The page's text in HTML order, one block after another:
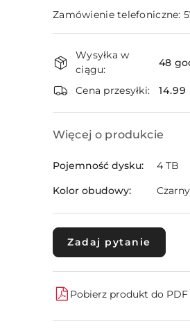
Zamówienie telefoniczne:
Dostępność
i
dostawa
Wysyłka w
ciągu:
48
Cena przesyłki: 14.99
Więcej o produkcie
Pojemność dysku:
4 TB
Kolor obudowy:
Zadaj pytanie
Pobierz produkt do PDF